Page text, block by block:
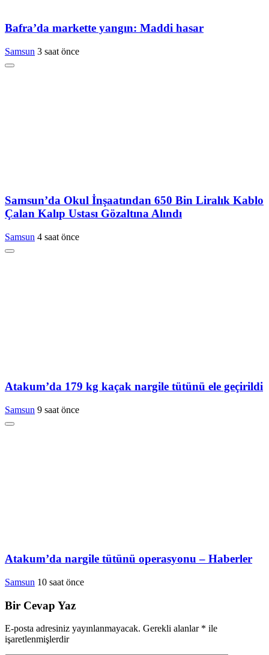
Bafra’da markette yangın: Maddi hasar
Samsun 3 saat önce
Samsun’da Okul İnşaatından 650 Bin Liralık Kablo
Çalan Kalıp Ustası Gözaltına Alındı
Samsun 4 saat önce
Atakum’da 179 kg kaçak nargile tütünü ele geçirildi
Samsun 9 saat önce
Atakum’da nargile tütünü operasyonu – Haberler
Samsun 10 saat önce
Bir Cevap Yaz
E-posta adresiniz yayınlanmayacak. Gerekli alanlar * ile
işaretlenmişlerdir